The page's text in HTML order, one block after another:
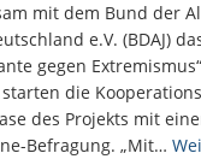
mit dem Bund der
e.V. (BDAJ)
gegen
die
des Projekts mit
Befragung. „Mit…